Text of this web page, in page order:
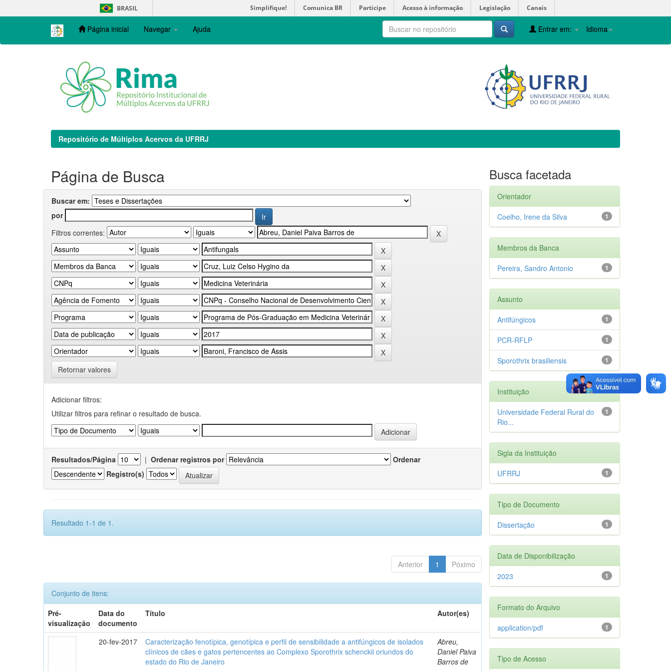
navigation
BRASIL Simplifique! Comunica BR Participe Acesso à informação Legislação Canais
Página inicial Navegar Ajuda Idioma
Entrar em:
Repositório de Múltiplos Acervos da UFRRJ
Página de Busca
Buscar em:
por
Filtros correntes:
Retornar valores
Adicionar filtros:
Utilizar filtros para refinar o resultado de busca.
Resultados/Página | Ordenar registros por
Ordenar
Registro(s)
Resultado 1-1 de 1.
Anterior 1 Póximo
Conjunto de itens:
Pré-
visualização
Data do
documento
Título Autor(es)
20-fev-2017
Caracterização fenotípica, genotípica e perfil de sensibilidade a antifúngicos de isolados
clínicos de cães e gatos pertencentes ao Complexo Sporothrix schenckii oriundos do
estado do Rio de Janeiro
Abreu,
Daniel Paiva
Barros de
Busca facetada
Orientador
1
Coelho, Irene da Silva
Membros da Banca
1
Pereira, Sandro Antonio
Assunto
1
Antifúngicos
1
PCR-RFLP
1
Sporothrix brasiliensis
Instituição
1
Universidade Federal Rural do
Rio...
Sigla da Instituição
1
UFRRJ
Tipo de Documento
1
Dissertação
Data de Disponibilização
1
2023
Formato do Arquivo
1
application/pdf
Tipo de Acesso